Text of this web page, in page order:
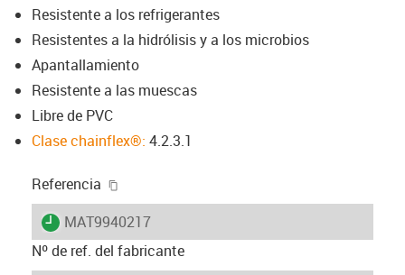
Resistente a los refrigerantes
Resistentes a la hidrólisis y a los microbios
Apantallamiento
Resistente a las muescas
Libre de PVC
Clase chainflex®: 4.2.3.1
Referencia
igus-icon-lieferzeit
MAT9940217
Nº de ref. del fabricante